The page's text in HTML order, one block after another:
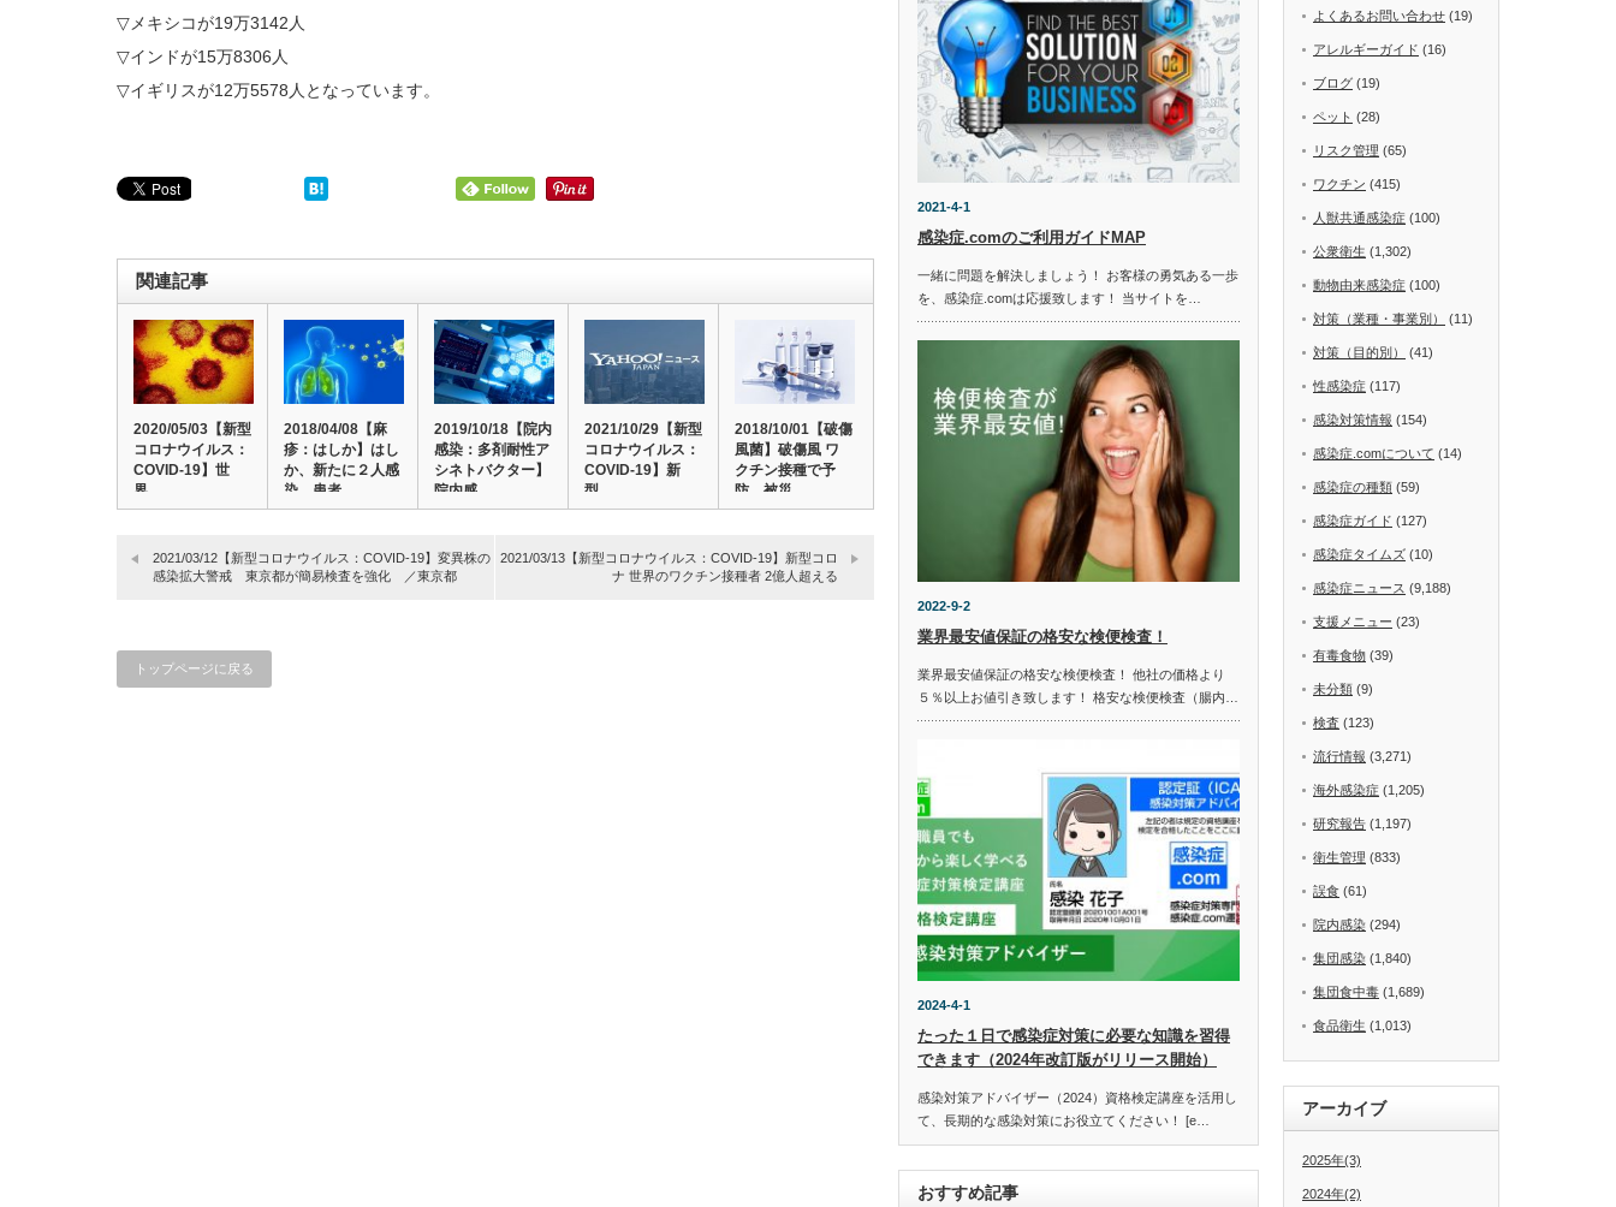
▽メキシコが19万3142人
▽インドが15万8306人
▽イギリスが12万5578人となっています。
関連記事
2020/05/03【新型
コロナウイルス：
COVID-19】世
界…
2018/04/08【麻
疹：はしか】はし
か、新たに２人感
染 患者…
2019/10/18【院内
感染：多剤耐性ア
シネトバクター】
院内感…
2021/10/29【新型
コロナウイルス：
COVID-19】新
型…
2018/10/01【破傷
風菌】破傷風 ワ
クチン接種で予
防…被災…
2021/03/12【新型コロナウイルス：COVID-19】変異株の
感染拡大警戒 東京都が簡易検査を強化 ／東京都
2021/03/13【新型コロナウイルス：COVID-19】新型コロ
ナ 世界のワクチン接種者 2億人超える
トップページに戻る
2021-4-1
感染症.comのご利用ガイドMAP
一緒に問題を解決しましょう！ お客様の勇気ある一歩
を、感染症.comは応援致します！ 当サイトを…
2022-9-2
業界最安値保証の格安な検便検査！
業界最安値保証の格安な検便検査！ 他社の価格より
５％以上お値引き致します！ 格安な検便検査（腸内…
2024-4-1
たった１日で感染症対策に必要な知識を習得
できます（2024年改訂版がリリース開始）
感染対策アドバイザー（2024）資格検定講座を活用し
て、長期的な感染対策にお役立てください！ [e…
おすすめ記事
よくあるお問い合わせ (19)
アレルギーガイド (16)
ブログ (19)
ペット (28)
リスク管理 (65)
ワクチン (415)
人獣共通感染症 (100)
公衆衛生 (1,302)
動物由来感染症 (100)
対策（業種・事業別） (11)
対策（目的別） (41)
性感染症 (117)
感染対策情報 (154)
感染症.comについて (14)
感染症の種類 (59)
感染症ガイド (127)
感染症タイムズ (10)
感染症ニュース (9,188)
支援メニュー (23)
有毒食物 (39)
未分類 (9)
検査 (123)
流行情報 (3,271)
海外感染症 (1,205)
研究報告 (1,197)
衛生管理 (833)
誤食 (61)
院内感染 (294)
集団感染 (1,840)
集団食中毒 (1,689)
食品衛生 (1,013)
アーカイブ
2025年(3)
2024年(2)